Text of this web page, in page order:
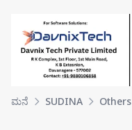
ಮನೆ SUDINA Others